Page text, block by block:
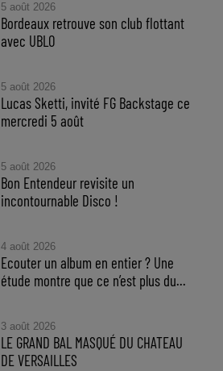
5 août 2026
Bordeaux retrouve son club flottant
avec UBLO
5 août 2026
Lucas Sketti, invité FG Backstage ce
mercredi 5 août
5 août 2026
Bon Entendeur revisite un
incontournable Disco !
4 août 2026
Ecouter un album en entier ? Une
étude montre que ce n’est plus du...
3 août 2026
LE GRAND BAL MASQUÉ DU CHATEAU
DE VERSAILLES